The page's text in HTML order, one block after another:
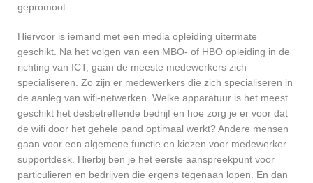
gepromoot.
Hiervoor is iemand met een media opleiding uitermate
geschikt. Na het volgen van een MBO- of HBO opleiding in de
richting van ICT, gaan de meeste medewerkers zich
specialiseren. Zo zijn er medewerkers die zich specialiseren in
de aanleg van wifi-netwerken. Welke apparatuur is het meest
geschikt het desbetreffende bedrijf en hoe zorg je er voor dat
de wifi door het gehele pand optimaal werkt? Andere mensen
gaan voor een algemene functie en kiezen voor medewerker
supportdesk. Hierbij ben je het eerste aanspreekpunt voor
particulieren en bedrijven die ergens tegenaan lopen. En dan